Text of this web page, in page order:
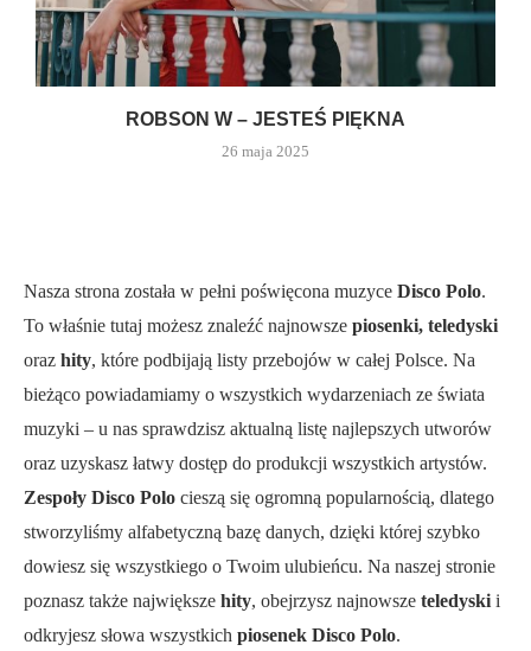
ROBSON W – JESTEŚ PIĘKNA
26 maja 2025
Nasza strona została w pełni poświęcona muzyce Disco Polo.
To właśnie tutaj możesz znaleźć najnowsze piosenki, teledyski
oraz hity, które podbijają listy przebojów w całej Polsce. Na
bieżąco powiadamiamy o wszystkich wydarzeniach ze świata
muzyki – u nas sprawdzisz aktualną listę najlepszych utworów
oraz uzyskasz łatwy dostęp do produkcji wszystkich artystów.
Zespoły Disco Polo cieszą się ogromną popularnością, dlatego
stworzyliśmy alfabetyczną bazę danych, dzięki której szybko
dowiesz się wszystkiego o Twoim ulubieńcu. Na naszej stronie
poznasz także największe hity, obejrzysz najnowsze teledyski i
odkryjesz słowa wszystkich piosenek Disco Polo.